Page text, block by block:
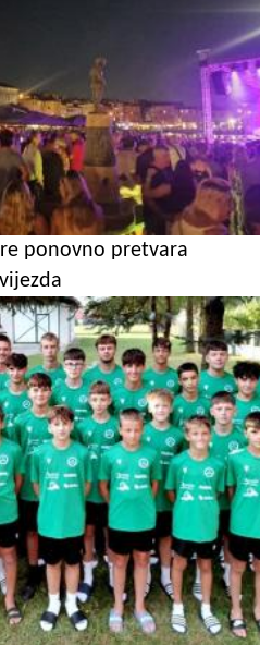
ponovno pretvara